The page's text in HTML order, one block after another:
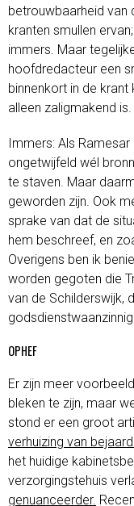
betrouwbaarheid van
kranten smullen
immers. Maar
hoofdredacteur een
binnenkort in de krant
alleen zaligmakend is.
Immers: Als
ongetwijfeld wél
te staven. Maar
geworden zijn. Ook
sprake van dat de
hem beschreef, en
Overigens ben ik
worden gegoten die
van de Schilderswijk,
OPHEF
Er zijn meer
bleken te zijn, maar
stond er een groot
verhuizing van
het huidige
verzorgingstehuis
genuanceerder.